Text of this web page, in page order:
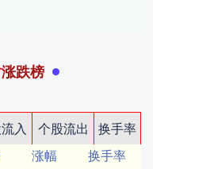
跌榜
入 个股流出
换手率
涨幅
换手率